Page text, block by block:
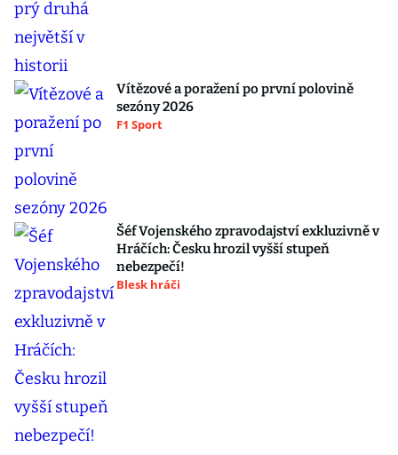
Vítězové a poražení po první polovině
sezóny 2026
F1 Sport
Šéf Vojenského zpravodajství exkluzivně v
Hráčích: Česku hrozil vyšší stupeň
nebezpečí!
Blesk hráči